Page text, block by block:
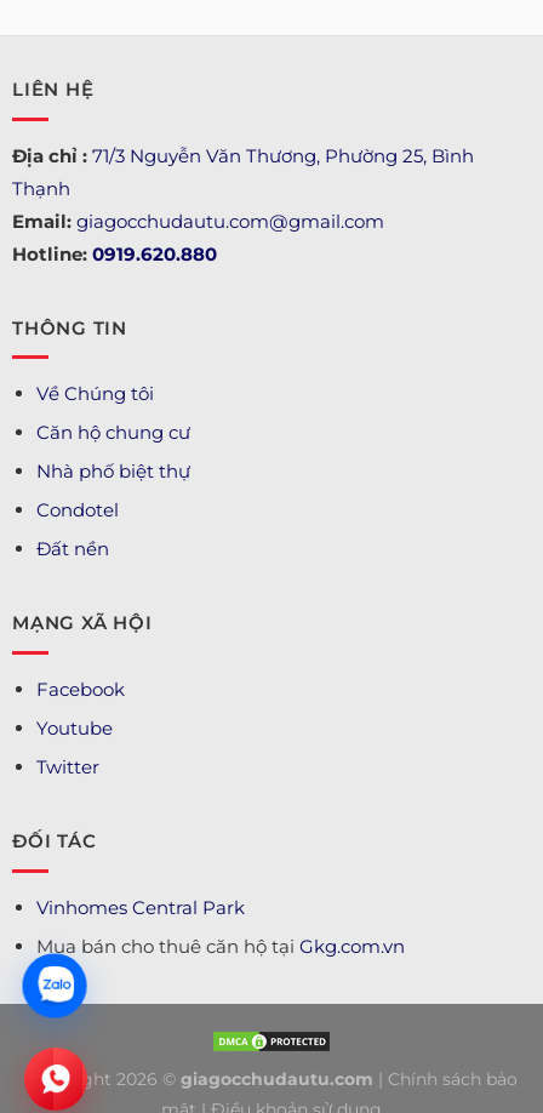
LIÊN HỆ
Địa chỉ : 71/3 Nguyễn Văn Thương, Phường 25, Bình
Thạnh
Email: giagocchudautu.com@gmail.com
Hotline: 0919.620.880
THÔNG TIN
Về Chúng tôi
Căn hộ chung cư
Nhà phố biệt thự
Condotel
Đất nền
MẠNG XÃ HỘI
Facebook
Youtube
Twitter
ĐỐI TÁC
Vinhomes Central Park
Mua bán cho thuê căn hộ tại Gkg.com.vn
Copyright 2026 © giagocchudautu.com | Chính sách bảo